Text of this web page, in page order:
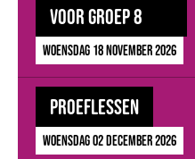
voor groep 8
woensdag 18 november 2026
Proeflessen
woensdag 02 december 2026